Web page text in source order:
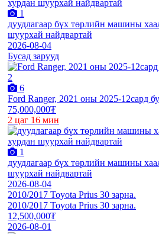
1
дуудлагаар бүх төрлийн машины
шуурхай найдвартай
2026-08-04
Бусад зарууд
6
Ford Ranger, 2021 оны 2025-12сард
75,000,000₮
2 цаг 16 мин
1
дуудлагаар бүх төрлийн машины
шуурхай найдвартай
2026-08-04
2010/2017 Toyota Prius 30 зарна.
2010/2017 Toyota Prius 30 зарна.
12,500,000₮
2026-08-01